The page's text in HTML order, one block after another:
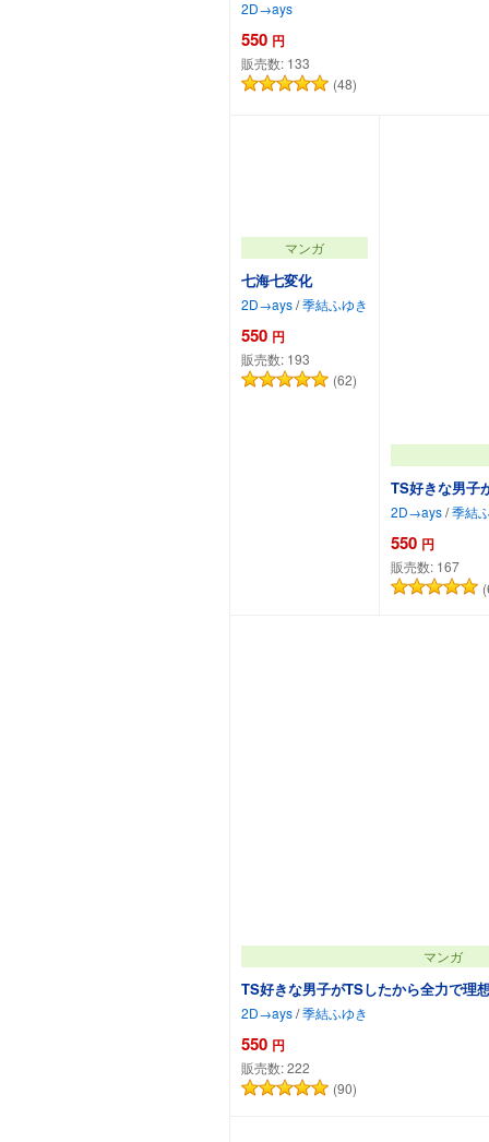
2D→ays
550 円
販売数: 133
(48)
マンガ
七海七変化
2D→ays/季結ふゆき
550 円
販売数: 193
(62)
TS好きな男子
2D→ays/季結
550 円
販売数: 167
マンガ
TS好きな男子がTSしたから全力で理
2D→ays/季結ふゆき
550 円
販売数:222
(90)